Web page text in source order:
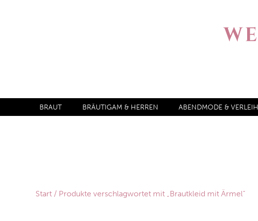
BRAUT BRÄUTIGAM & HERREN ABENDMODE & VERLEIH
Start / Produkte verschlagwortet mit „Brautkleid mit Ärmel“